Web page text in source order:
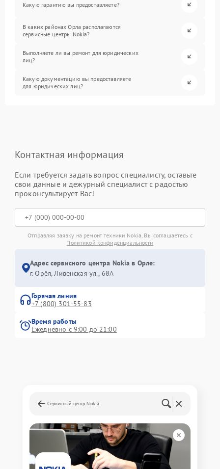
Какую гарантию вы предоставляете?
В каких районах Орла располагаются
сервисные центры Nokia?
Выполняете ли вы ремонт для юридических
лиц?
Какую документацию вы предоставляете
для юридических лиц?
Контактная информация
Если требуется задать вопрос специалисту, оставьте
свои данные и дежурный специалист с радостью
проконсультирует Вас!
Отправляя заявку на ремонт техники Nokia, Вы соглашаетесь с
Политикой конфиденциальности
Адрес сервисного центра Nokia в Орле:
г. Орёл, Ливенская ул., 68А
Горячая линия
+7 (800) 301-55-83
Время работы
Ежедневно с 9:00 до 21:00
Сервисный центр Nokia